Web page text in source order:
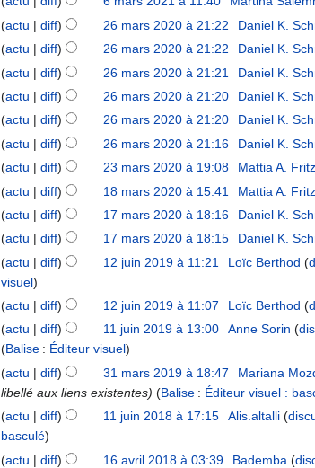
actu diff 26 mars 2020 à 21:22 Daniel K.
actu
diff 26 mars 2020 à 21:22 Daniel K.
actu
diff 26 mars 2020 à 21:21 Daniel K.
actu
diff 26 mars 2020 à 21:20 Daniel K.
actu
diff 26 mars 2020 à 21:20 Daniel K.
actu
diff 26 mars 2020 à 21:16 Daniel K.
A
c
u
n
r
é
s
m
é
d
e
s
m
o
actu diff 23 mars 2020 à 19:08 Mattia A. Fritz
actu diff 18 mars 2020 à 15:41 Mattia A. Fritz
actu diff 17 mars 2020 à 18:16 Daniel K.
actu
diff 17 mars 2020 à 18:15 Daniel K.
A
u
u
n
r
é
s
u
m
é
actu diff 12 juin 2019 à 11:21 Loïc Berthod
visuel
actu
diff 12 juin 2019 à 11:07 Loïc Berthod
actu diff 11 juin 2019 à 13:00 Anne Sorin
Balise : Éditeur visuel
actu diff 31 mars 2019 à 18:47 Mariana
libellé aux liens existentes
Balise : Éditeur visuel :
actu diff 11 juin 2018 à 17:15 Alis.altalli
basculé
actu diff 16 avril 2018 à 03:39 Bademba